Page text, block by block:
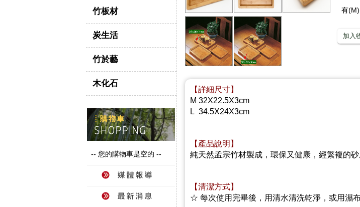
竹板材
炭生活
竹於藝
木化石
-- 您的購物車是空的 --
有
加入
【詳細尺寸】
M 32X22.5X3cm
L 34.5X24X3cm
【產品說明】
純天然孟宗竹材製成，環保又健康，經繁複的
【清潔方式】
☆ 每次使用完畢後，用清水清洗乾淨，或用濕